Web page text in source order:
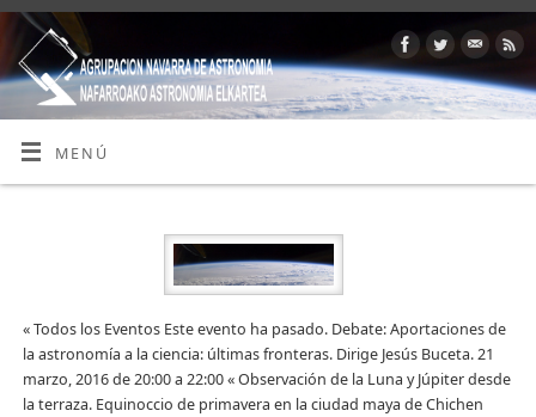
MENÚ
« Todos los Eventos Este evento ha pasado. Debate: Aportaciones de
la astronomía a la ciencia: últimas fronteras. Dirige Jesús Buceta. 21
marzo, 2016 de 20:00 a 22:00 « Observación de la Luna y Júpiter desde
la terraza. Equinoccio de primavera en la ciudad maya de Chichen